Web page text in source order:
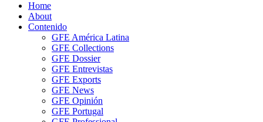
Home
About
Contenido
GFE América Latina
GFE Collections
GFE Dossier
GFE Entrevistas
GFE Exports
GFE News
GFE Opinión
GFE Portugal